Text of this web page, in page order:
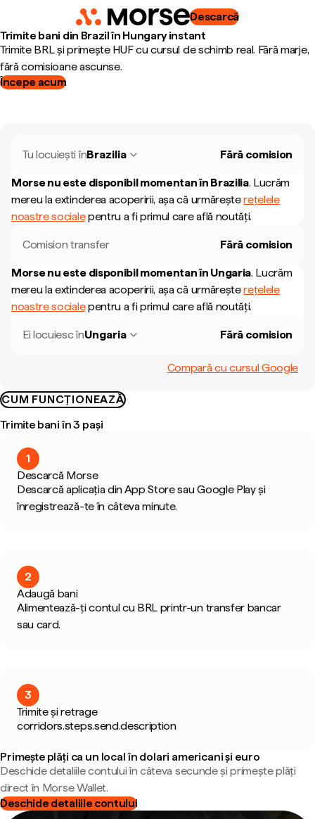
Descarcă
Trimite bani din Brazil în Hungary instant
Trimite BRL și primește HUF cu cursul de schimb real. Fără marje,
fără comisioane ascunse.
Începe acum
Tu locuiești înBrazilia Fără comision
Morse nu este disponibil momentan în Brazilia. Lucrăm
mereu la extinderea acoperirii, așa că urmăreșterețelele
noastre socialepentru a fi primul care află noutăți.
Comision transfer Fără comision
Morse nu este disponibil momentan în Ungaria. Lucrăm
mereu la extinderea acoperirii, așa că urmăreșterețelele
noastre socialepentru a fi primul care află noutăți.
Ei locuiesc înUngaria Fără comision
Compară cu cursul Google
CUM FUNCȚIONEAZĂ
Trimite bani în 3 pași
1
Descarcă Morse
Descarcă aplicația din App Store sau Google Play și
înregistrează-te în câteva minute.
2
Adaugă bani
Alimentează-ți contul cu BRL printr-un transfer bancar
sau card.
3
Trimite și retrage
corridors.steps.send.description
Primește plăți ca un local în dolari americani și euro
Deschide detaliile contului în câteva secunde și primește plăți
direct în Morse Wallet.
Deschide detaliile contului